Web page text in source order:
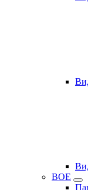
BOE